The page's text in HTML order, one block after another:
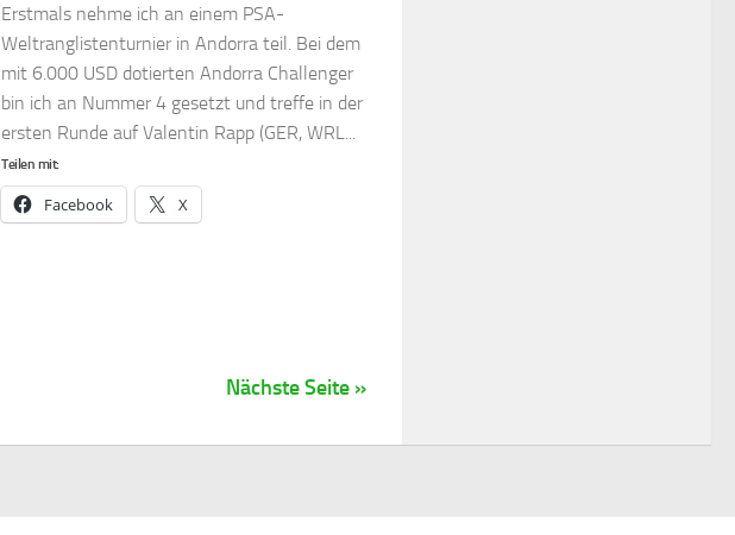
Erstmals nehme ich an einem PSA-
Weltranglistenturnier in Andorra teil. Bei dem
mit 6.000 USD dotierten Andorra Challenger
bin ich an Nummer 4 gesetzt und treffe in der
ersten Runde auf Valentin Rapp (GER, WRL...
Teilen mit:
Facebook X
Nächste Seite »